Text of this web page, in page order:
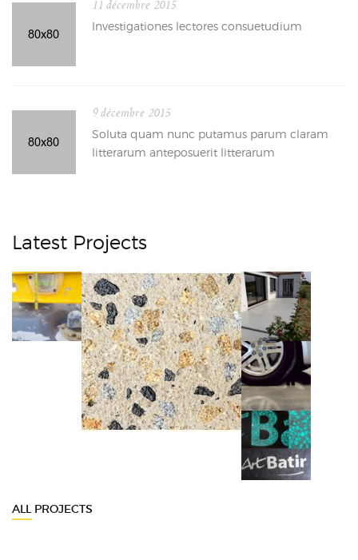
11 décembre 2015
Investigationes lectores consuetudium
9 décembre 2015
Soluta quam nunc putamus parum claram
litterarum anteposuerit litterarum
Latest Projects
ALL PROJECTS